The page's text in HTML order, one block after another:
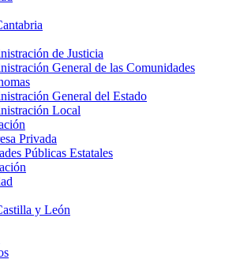
de Justicia
General de las Comunidades
General del Estado
Local
Privada
Públicas Estatales
y León